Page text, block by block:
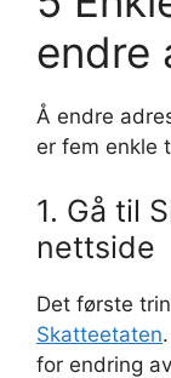
endre
Å endre
er fem enkle
1. Gå til
nettside
Det første
Skatteetaten
for endring